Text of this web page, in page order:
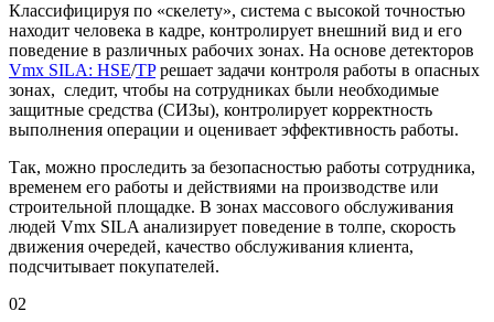
Классифицируя по «скелету», система с высокой точностью
находит человека в кадре, контролирует внешний вид и его
поведение в различных рабочих зонах. На основе детекторов
Vmx SILA: HSE/TPрешает задачи контроля работы в опасных
зонах, следит, чтобы на сотрудниках были необходимые
защитные средства (СИЗы), контролирует корректность
выполнения операции и оценивает эффективность работы.
Так, можно проследить за безопасностью работы сотрудника,
временем его работы и действиями на производстве или
строительной площадке. В зонах массового обслуживания
людей Vmx SILA анализирует поведение в толпе, скорость
движения очередей, качество обслуживания клиента,
подсчитывает покупателей.
02